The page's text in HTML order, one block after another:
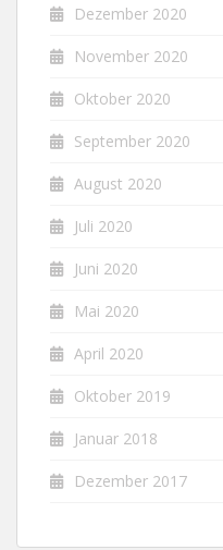
Dezember 2020
November 2020
Oktober 2020
September 2020
August 2020
Juli 2020
Juni 2020
Mai 2020
April 2020
Oktober 2019
Januar 2018
Dezember 2017